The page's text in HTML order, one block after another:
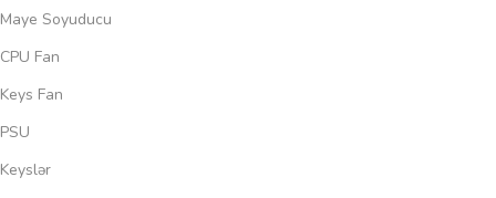
Maye Soyuducu
CPU Fan
Keys Fan
PSU
Keyslər